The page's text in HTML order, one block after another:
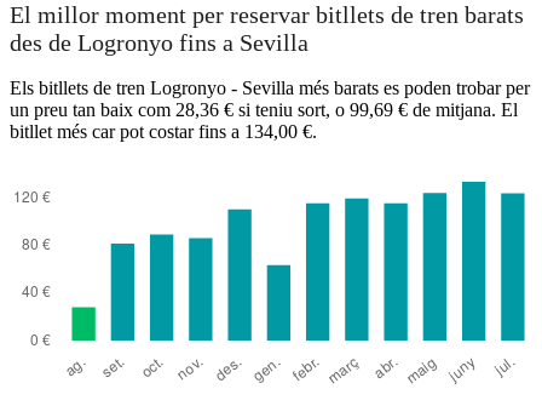
El millor moment per reservar bitllets de tren barats
des de Logronyo fins a Sevilla
Els bitllets de tren Logronyo - Sevilla més barats es poden trobar per
un preu tan baix com 28,36 € si teniu sort, o 99,69 € de mitjana. El
bitllet més car pot costar fins a 134,00 €.